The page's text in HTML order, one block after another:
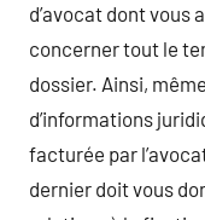
d’avocat dont vous
concerner tout le
dossier. Ainsi,
d’informations
facturée par
dernier doit vous